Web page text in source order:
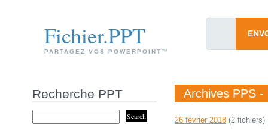
Fichier.PPT
PARTAGEZ VOS POWERPOINT™
Archives PPS -
26 février 2018 (2 fichiers)
Recherche PPT